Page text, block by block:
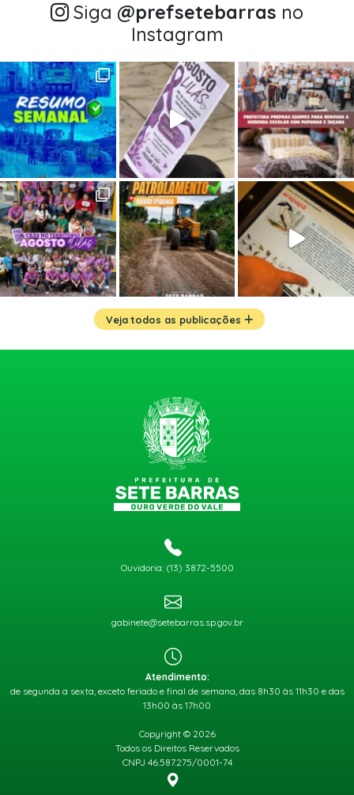
Siga @‌prefsetebarras no
Instagram
Veja todos as publicações
Ouvidoria: (13) 3872-5500
gabinete@setebarras.sp.gov.br
Atendimento:
de segunda a sexta, exceto feriado e final de semana, das 8h30 às 11h30 e das
13h00 às 17h00
Copyright © 2026
Todos os Direitos Reservados
CNPJ 46.587.275/0001-74